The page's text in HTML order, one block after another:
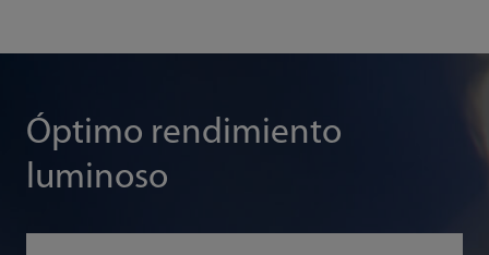
Óptimo rendimiento
luminoso